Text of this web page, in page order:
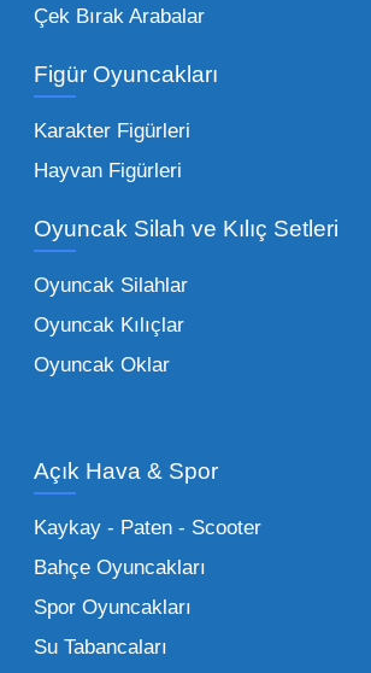
vazgeçilmezi olan yumuşak
seçeneklerimizi keşfederek
en sevilen karakterleri
Eğitici Setler:
tarafından tercih edilen
ebeveynlerin son yıllarda en çok
ürün grupları arasında yer
Oyuncak Araçlar:
stok imkanımızla
Küçük Oyuncaklar:
sağlayan toptan küçük
Bu kategorideki küçük
alımlarda çok düşük
Çek Bırak Arabalar
Figür Oyuncakları
Karakter Figürleri
Hayvan Figürleri
Oyuncak Silah ve Kılıç Setleri
Oyuncak Silahlar
Oyuncak Kılıçlar
Oyuncak Oklar
Açık Hava & Spor
Kaykay - Paten - Scooter
Bahçe Oyuncakları
Spor Oyuncakları
Su Tabancaları